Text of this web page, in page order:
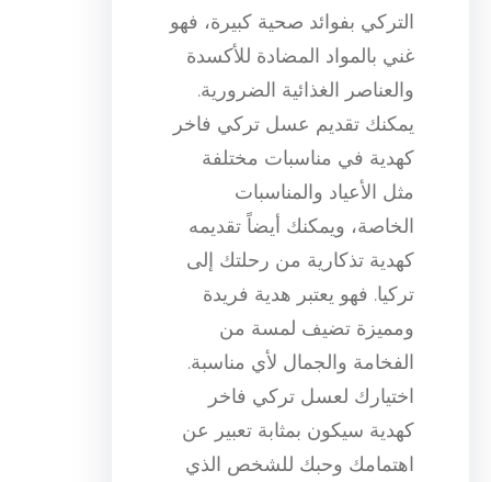
التركي بفوائد صحية كبيرة، فهو
غني بالمواد المضادة للأكسدة
والعناصر الغذائية الضرورية.
يمكنك تقديم عسل تركي فاخر
كهدية في مناسبات مختلفة
مثل الأعياد والمناسبات
الخاصة، ويمكنك أيضاً تقديمه
كهدية تذكارية من رحلتك إلى
تركيا. فهو يعتبر هدية فريدة
ومميزة تضيف لمسة من
الفخامة والجمال لأي مناسبة.
اختيارك لعسل تركي فاخر
كهدية سيكون بمثابة تعبير عن
اهتمامك وحبك للشخص الذي